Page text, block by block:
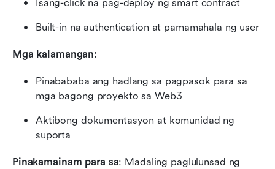
Isang-click na pag-deploy ng smart contract
Built-in na authentication at pamamahala ng user
Mga kalamangan:
Pinabababa ang hadlang sa pagpasok para sa
mga bagong proyekto sa Web3
Aktibong dokumentasyon at komunidad ng
suporta
Pinakamainam para sa: Madaling paglulunsad ng